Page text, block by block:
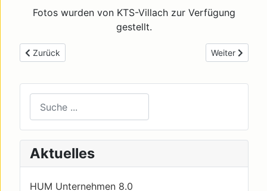
Fotos wurden von KTS-Villach zur Verfügung
gestellt.
Previous article: 1- jährige Meisterschule für
Zurück Next article:
Weiter
Type 2 or more characters for results.
Aktuelles
HUM Unternehmen 8.0